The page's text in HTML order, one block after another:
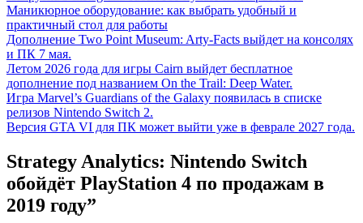
Маникюрное оборудование: как выбрать удобный и
практичный стол для работы
Дополнение Two Point Museum: Arty-Facts выйдет на консолях
и ПК 7 мая.
Летом 2026 года для игры Cairn выйдет бесплатное
дополнение под названием On the Trail: Deep Water.
Игра Marvel’s Guardians of the Galaxy появилась в списке
релизов Nintendo Switch 2.
Версия GTA VI для ПК может выйти уже в феврале 2027 года.
Strategy Analytics: Nintendo Switch
обойдёт PlayStation 4 по продажам в
2019 году”